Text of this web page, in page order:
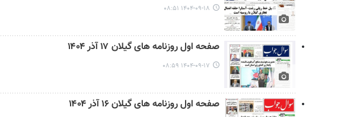
۱۴۰۴-۰۹-۱۸ ۰۸:۵۱
صفحه اول روزنامه های گیلان ۱۷ آذر ۱۴۰۴
۱۴۰۴-۰۹-۱۷ ۰۸:۵۹
صفحه اول روزنامه های گیلان ۱۶ آذر ۱۴۰۴